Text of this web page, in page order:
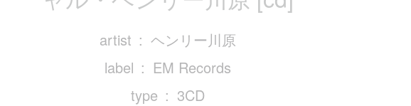
artist
ヘンリー川原
label
EM Records
type
3CD